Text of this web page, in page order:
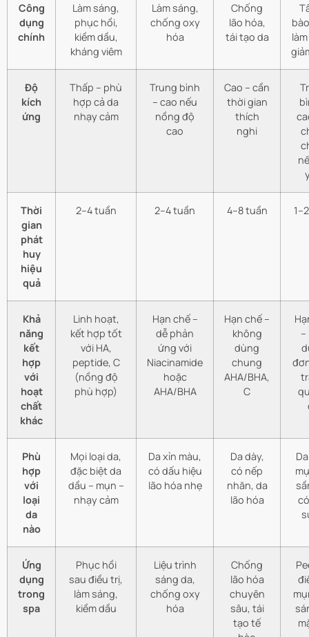
Công
dụng
chính
Làm sáng,
phục hồi,
kiềm dầu,
kháng viêm
Làm sáng,
chống oxy
hóa
Chống
lão hóa,
tái tạo da
Độ
kích
ứng
Thấp – phù
hợp cả da
nhạy cảm
Trung bình
– cao nếu
nồng độ
cao
Cao – cần
thời gian
thích
nghi
Thời
gian
phát
huy
hiệu
quả
2–4 tuần 2–4 tuần 4–8 tuần
Khả
năng
kết
hợp
với
hoạt
chất
khác
Linh hoạt,
kết hợp tốt
với HA,
peptide, C
(nồng độ
phù hợp)
Hạn chế –
dễ phản
ứng với
Niacinamide
hoặc
AHA/BHA
Hạn chế –
không
dùng
chung
AHA/BHA,
C
–
Phù
hợp
với
loại
da
nào
Mọi loại da,
đặc biệt da
dầu – mụn –
nhạy cảm
Da xỉn màu,
có dấu hiệu
lão hóa nhẹ
Da dày,
có nếp
nhăn, da
lão hóa
Ứng
dụng
trong
spa
Phục hồi
sau điều trị,
làm sáng,
kiềm dầu
Liệu trình
sáng da,
chống oxy
hóa
Chống
lão hóa
chuyên
sâu, tái
tạo tế